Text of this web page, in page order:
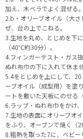
加え、木ベラでよく混ぜる。
2.b・オリーブオイル（大
ぜ、台の上でこねる。
3.生地を丸め、とじめを下
（40℃約30分）。
4.フィンガーテスト・ガス
ぬれ布巾の下に入れて休ま
5.4をとじめを上にして、
ーブオイル（成型用）を塗
ートを敷いた天板にのせる
6.ラップ・ぬれ布巾をかけ
7.生地の表面にオリーブオ
をふり、オーブンで焼く（
8.粗熱を取った7に、ベビー